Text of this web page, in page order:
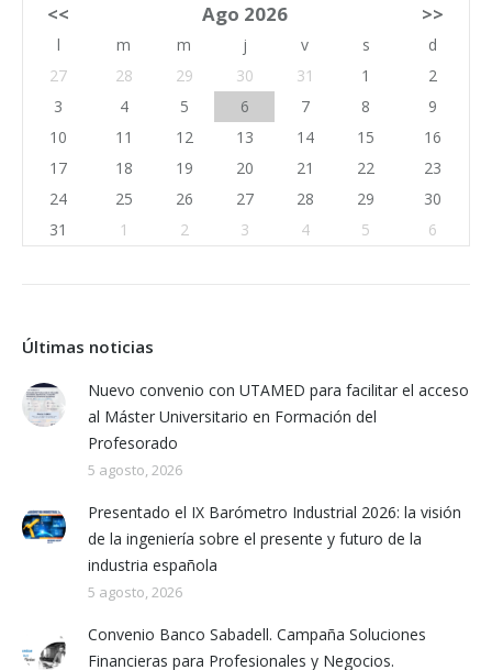
<< Ago 2026 >>
l m m j v s
d
27
28 29 30 31 1
2
3
4 5 6 7 8
9
10
11 12 13 14 15
16
17
18 19 20 21 22
23
24
25 26 27 28 29
30
31
1 2 3 4 5 6
Últimas noticias
Nuevo convenio con UTAMED para facilitar el acceso
al Máster Universitario en Formación del
Profesorado
5 agosto, 2026
Presentado el IX Barómetro Industrial 2026: la visión
de la ingeniería sobre el presente y futuro de la
industria española
5 agosto, 2026
Convenio Banco Sabadell. Campaña Soluciones
Financieras para Profesionales y Negocios.